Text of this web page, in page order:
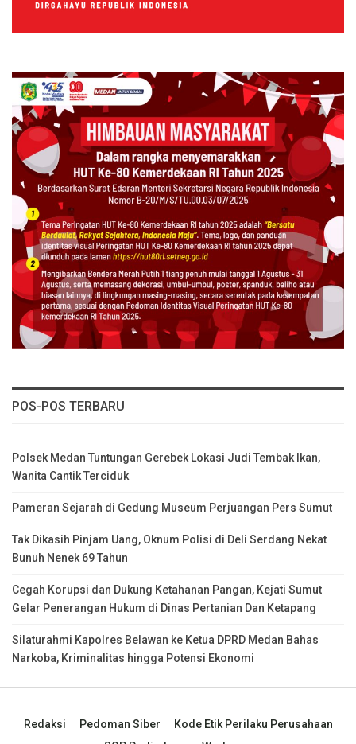
POS-POS TERBARU
Polsek Medan Tuntungan Gerebek Lokasi Judi Tembak Ikan,
Wanita Cantik Terciduk
Pameran Sejarah di Gedung Museum Perjuangan Pers Sumut
Tak Dikasih Pinjam Uang, Oknum Polisi di Deli Serdang Nekat
Bunuh Nenek 69 Tahun
Cegah Korupsi dan Dukung Ketahanan Pangan, Kejati Sumut
Gelar Penerangan Hukum di Dinas Pertanian Dan Ketapang
Silaturahmi Kapolres Belawan ke Ketua DPRD Medan Bahas
Narkoba, Kriminalitas hingga Potensi Ekonomi
Redaksi Pedoman Siber
Kode Etik Perilaku Perusahaan